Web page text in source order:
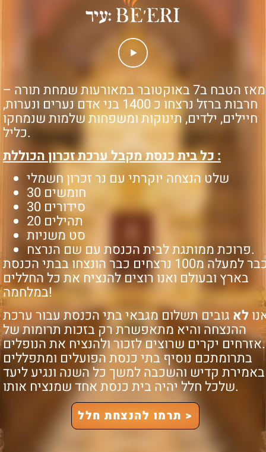
עיר: BE'ERI
מאז הטבח ב7 באוקטובר במאורעות שמחת תורה –
חרבות ברזל נרצחו כ 1400 בני אדם נערים ונערות,
חיילים, ילדים, תינוקות ומשפחות שלמות שנמחקו
כליל.
כל בית כנסת מקבל ערכת זכרון הכוללת :
שלט הנצחה יוקרתי עם נר זכרון חשמלי
30 חומשים
30 סידורים
20 תהילים
סט משניות
פרוכת ממותגת לבית הכנסת עם שם הנרצח.
כבר למעלה מ100 נרצחים כבר הונצחו בבתי הכנסת
בארץ ובעולם ואנו רוצים להנציח את כל החללים
במלחמה!
לא גובים תשלום מגבאי בתי הכנסת עבור ערכת
ההנצחה והיא מתאפשרת רק בזכות תרומות של
אזרחים יקרים שרוצים לזכור ולהנציח את הנופלים.
בתרומתכם נוסיף בתי כנסת הפועלים ומתפללים
באמירת קדיש והשכבה למשך כל השנה ונגיע ליעד
שלכל חלל יהיה בית כנסת אחד שמנציח אותו.
תרמו להנצחת חלל >